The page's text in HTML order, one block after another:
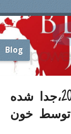
Blog
نان روزانه 28جولای 2020،جدا شده
توسط خون